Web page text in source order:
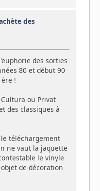
des
des sorties
80 et début 90
!
ou Privat
des classiques à
téléchargement
ne vaut la jaquette
le vinyle
de décoration